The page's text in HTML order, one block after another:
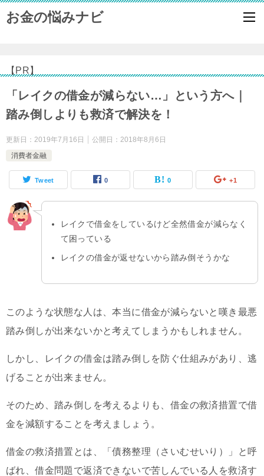
お金の悩みナビ
【PR】
「レイクの借金が減らない…」という方へ｜
踏み倒しよりも救済で解決を！
更新日： 2019年7月16日 公開日： 2018年8月6日
消費者金融
Tweet 0 0 +1
レイクで借金をしているけど全然借金が減らなく
て困っている
レイクの借金が返せないから踏み倒そうかな
このような状態な人は、本当に借金が減らないと嘆き最悪
踏み倒しが出来ないかと考えてしまうかもしれません。
しかし、レイクの借金は踏み倒しを防ぐ仕組みがあり、逃
げることが出来ません。
そのため、踏み倒しを考えるよりも、借金の救済措置で借
金を減額することを考えましょう。
借金の救済措置とは、「債務整理（さいむせいり）」と呼
ばれ、借金問題で返済できないで苦しんでいる人を救済す